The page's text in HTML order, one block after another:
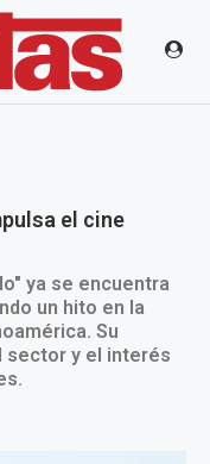
el cine
ya se encuentra
un hito en la
Su
y el interés